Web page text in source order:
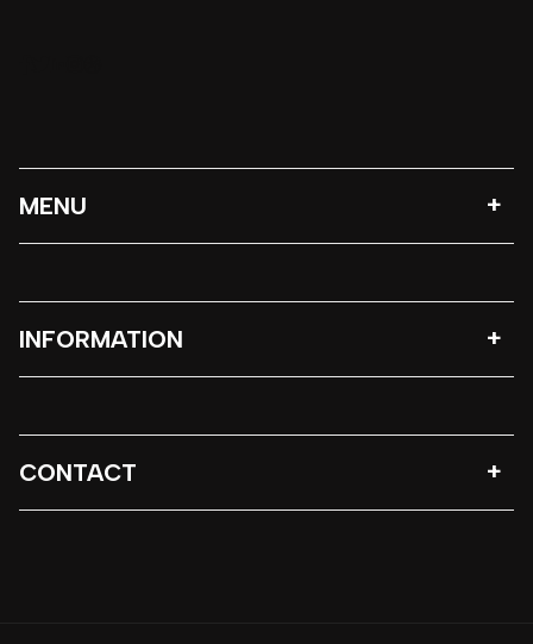
MENU
INFORMATION
CONTACT